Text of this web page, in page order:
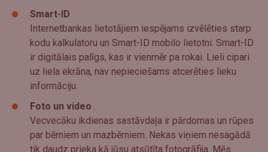
Smart-ID
Internetbankas lietotājiem iespējams izvēlēties starp
kodu kalkulatoru un Smart-ID mobilo lietotni. Smart-ID
ir digitālais palīgs, kas ir vienmēr pa rokai. Lieli cipari
uz liela ekrāna, nav nepieciešams atcerēties lieku
informāciju.
Foto un video
Vecvecāku ikdienas sastāvdaļa ir pārdomas un rūpes
par bērniem un mazbērniem. Nekas viņiem nesagādā
tik daudz prieka kā jūsu atsūtīta fotogrāfija. Mēs